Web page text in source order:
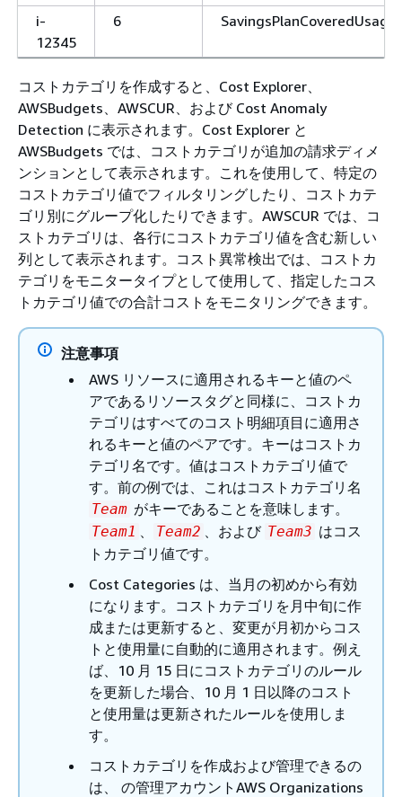
i-
12345
6 SavingsPlanCoveredUsage
コストカテゴリを作成すると、Cost Explorer、
AWSBudgets、AWSCUR、および Cost Anomaly
Detection に表示されます。Cost Explorer と
AWSBudgets では、コストカテゴリが追加の請求ディメ
ンションとして表示されます。これを使用して、特定の
コストカテゴリ値でフィルタリングしたり、コストカテ
ゴリ別にグループ化したりできます。AWSCUR では、コ
ストカテゴリは、各行にコストカテゴリ値を含む新しい
列として表示されます。コスト異常検出では、コストカ
テゴリをモニタータイプとして使用して、指定したコス
トカテゴリ値での合計コストをモニタリングできます。
注意事項
AWS リソースに適用されるキーと値のペ
アであるリソースタグと同様に、コストカ
テゴリはすべてのコスト明細項目に適用さ
れるキーと値のペアです。キーはコストカ
テゴリ名です。値はコストカテゴリ値で
す。前の例では、これはコストカテゴリ名
Team がキーであることを意味します。
Team1 、 Team2 、および Team3 はコス
トカテゴリ値です。
Cost Categories は、当月の初めから有効
になります。コストカテゴリを月中旬に作
成または更新すると、変更が月初からコス
トと使用量に自動的に適用されます。例え
ば、10 月 15 日にコストカテゴリのルール
を更新した場合、10 月 1 日以降のコスト
と使用量は更新されたルールを使用しま
す。
コストカテゴリを作成および管理できるの
は、 の管理アカウントAWS Organizations